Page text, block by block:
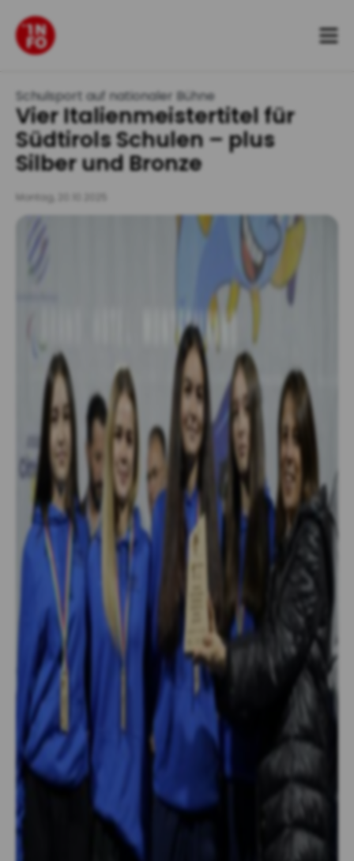
Zum
Inhalt
springen
Schulsport auf nationaler Bühne
Vier Italienmeistertitel für
Südtirols Schulen – plus
Silber und Bronze